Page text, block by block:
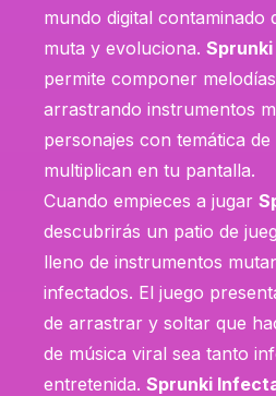
mundo digital contaminado
muta y evoluciona.
permite componer
arrastrando instrumentos
personajes con temática
multiplican en tu pantalla.
Cuando empieces a jugar
descubrirás un patio de
lleno de instrumentos
infectados. El juego
de arrastrar y soltar que
de música viral sea tanto
entretenida. Sprunki